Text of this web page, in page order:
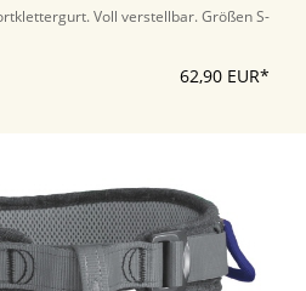
Voll verstellbar. Größen S-
62,90 EUR*